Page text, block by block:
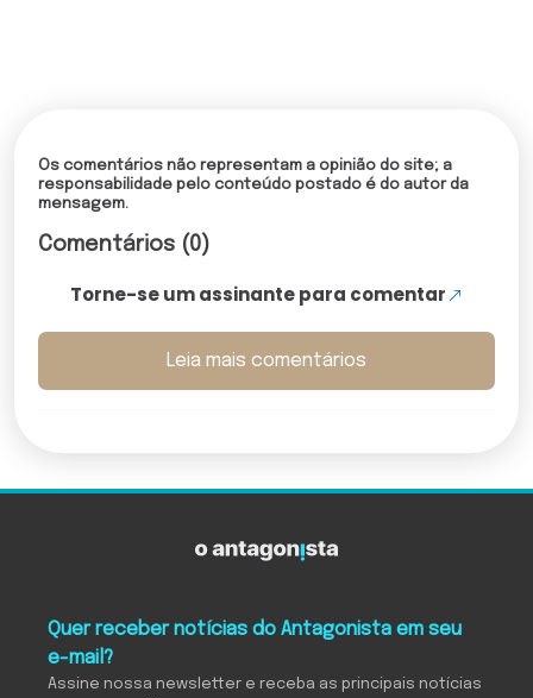
Os comentários não representam a opinião do site; a
responsabilidade pelo conteúdo postado é do autor da
mensagem.
Comentários (0)
Torne-se um assinante para comentar
Leia mais comentários
Quer receber notícias do Antagonista em seu
e-mail?
Assine nossa newsletter e receba as principais notícias